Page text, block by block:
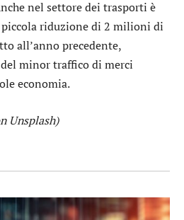
nel settore dei trasporti è
riduzione di 2 milioni di
all’anno precedente,
minor traffico di merci
economia.
Unsplash)